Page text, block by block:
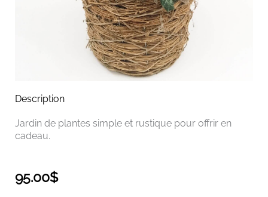
Description
Jardin de plantes simple et rustique pour offrir en
cadeau.
95.00$